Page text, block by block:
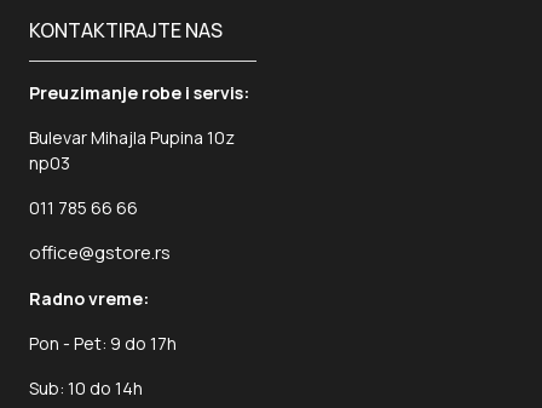
KONTAKTIRAJTE NAS
Preuzimanje robe i servis:
Bulevar Mihajla Pupina 10z
np03
011 785 66 66
office@gstore.rs
Radno vreme:
Pon - Pet: 9 do 17h
Sub: 10 do 14h